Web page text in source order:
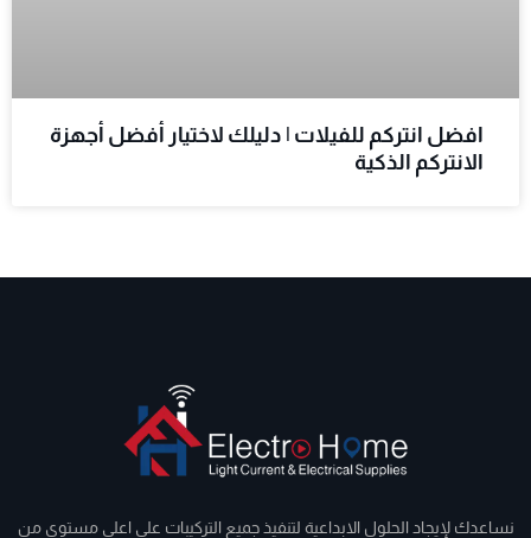
افضل انتركم للفيلات | دليلك لاختيار أفضل أجهزة
الانتركم الذكية
نساعدك لإيجاد الحلول الابداعية لتنفيذ جميع التركيبات على اعلى مستوى من